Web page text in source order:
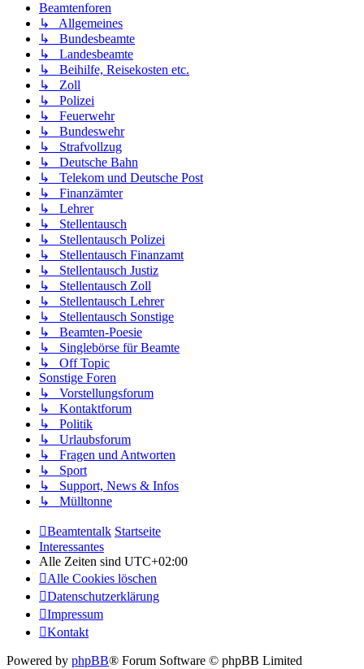
Beamtenforen
↳ Allgemeines
↳ Bundesbeamte
↳ Landesbeamte
↳ Beihilfe, Reisekosten etc.
↳ Zoll
↳ Polizei
↳ Feuerwehr
↳ Bundeswehr
↳ Strafvollzug
↳ Deutsche Bahn
↳ Telekom und Deutsche Post
↳ Finanzämter
↳ Lehrer
↳ Stellentausch
↳ Stellentausch Polizei
↳ Stellentausch Finanzamt
↳ Stellentausch Justiz
↳ Stellentausch Zoll
↳ Stellentausch Lehrer
↳ Stellentausch Sonstige
↳ Beamten-Poesie
↳ Singlebörse für Beamte
↳ Off Topic
Sonstige Foren
↳ Vorstellungsforum
↳ Kontaktforum
↳ Politik
↳ Urlaubsforum
↳ Fragen und Antworten
↳ Sport
↳ Support, News & Infos
↳ Mülltonne
Beamtentalk Startseite
Interessantes
Alle Zeiten sind UTC+02:00
Alle Cookies löschen
Datenschutzerklärung
Impressum
Kontakt
Powered by phpBB® Forum Software © phpBB Limited